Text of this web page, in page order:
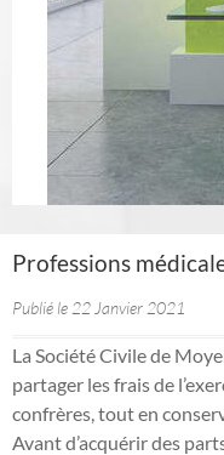
Professions
Publié le 22 Janvier 2021
La Société Civile de
partager les frais de
confrères, tout en
Avant d’acquérir des